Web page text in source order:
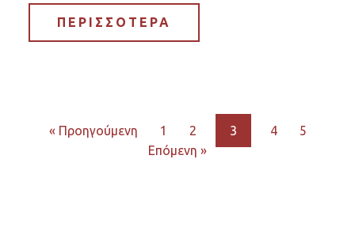
ΠΕΡΙΣΣΟΤΕΡΑ
« Προηγούμενη 1 2 3 4
5
Επόμενη »